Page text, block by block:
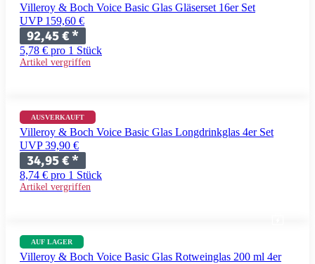
Villeroy & Boch Voice Basic Glas Gläserset 16er Set
UVP 159,60 €
92,45 €*
5,78 € pro 1 Stück
Artikel vergriffen
AUSVERKAUFT
Villeroy & Boch Voice Basic Glas Longdrinkglas 4er Set
UVP 39,90 €
34,95 €*
8,74 € pro 1 Stück
Artikel vergriffen
AUF LAGER
Villeroy & Boch Voice Basic Glas Rotweinglas 200 ml 4er